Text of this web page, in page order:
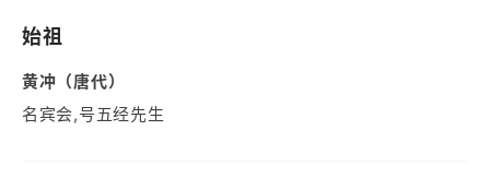
始祖
黄冲（唐代）
名宾会,号五经先生